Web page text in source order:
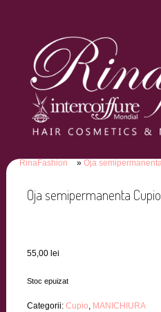
RinaFashion Oja
Oja semipermanenta
55,00 lei
Stoc epuizat
Categorii: Cupio, MANICHIURA